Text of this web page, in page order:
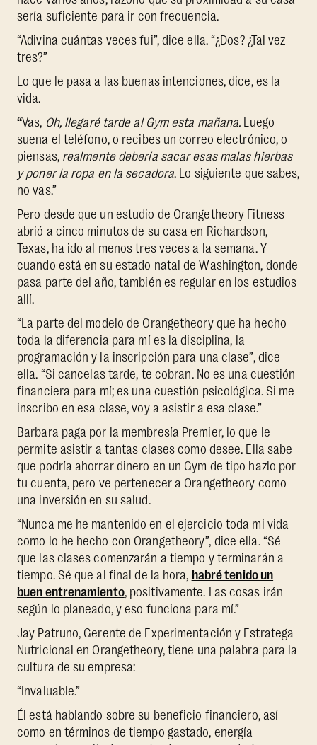
sería suficiente para ir con frecuencia.
“Adivina cuántas veces fui”, dice ella. “¿Dos? ¿Tal vez
tres?”
Lo que le pasa a las buenas intenciones, dice, es la
vida.
“Vas, Oh, llegaré tarde al Gym esta mañana. Luego
suena el teléfono, o recibes un correo electrónico, o
piensas, realmente debería sacar esas malas hierbas
y poner la ropa en la secadora. Lo siguiente que sabes,
no vas.”
Pero desde que un estudio de Orangetheory Fitness
abrió a cinco minutos de su casa en Richardson,
Texas, ha ido al menos tres veces a la semana. Y
cuando está en su estado natal de Washington, donde
pasa parte del año, también es regular en los estudios
allí.
“La parte del modelo de Orangetheory que ha hecho
toda la diferencia para mí es la disciplina, la
programación y la inscripción para una clase”, dice
ella. “Si cancelas tarde, te cobran. No es una cuestión
financiera para mí; es una cuestión psicológica. Si me
inscribo en esa clase, voy a asistir a esa clase.”
Barbara paga por la membresía Premier, lo que le
permite asistir a tantas clases como desee. Ella sabe
que podría ahorrar dinero en un Gym de tipo hazlo por
tu cuenta, pero ve pertenecer a Orangetheory como
una inversión en su salud.
“Nunca me he mantenido en el ejercicio toda mi vida
como lo he hecho con Orangetheory”, dice ella. “Sé
que las clases comenzarán a tiempo y terminarán a
tiempo. Sé que al final de la hora, habré tenido un
buen entrenamiento, positivamente. Las cosas irán
según lo planeado, y eso funciona para mí.”
Jay Patruno, Gerente de Experimentación y Estratega
Nutricional en Orangetheory, tiene una palabra para la
cultura de su empresa:
“Invaluable.”
Él está hablando sobre su beneficio financiero, así
como en términos de tiempo gastado, energía